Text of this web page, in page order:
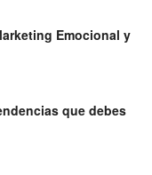
Emocional y
que debes